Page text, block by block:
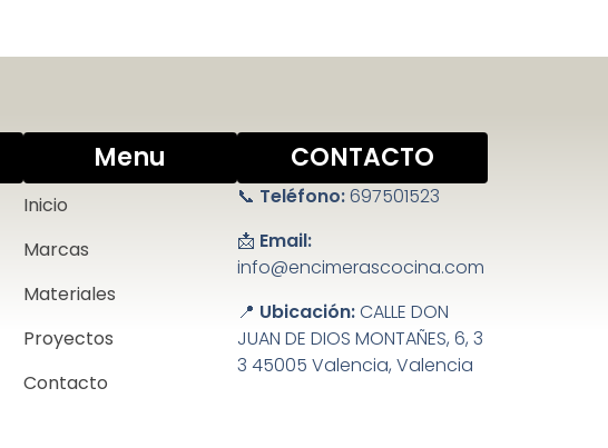
Menu
Inicio
Marcas
Materiales
Proyectos
Contacto
CONTACTO
📞 Teléfono:697501523
📩 Email:
info@encimerascocina.com
📍 Ubicación:CALLE DON
JUAN DE DIOS MONTAÑES, 6, 3
3 45005 Valencia, Valencia